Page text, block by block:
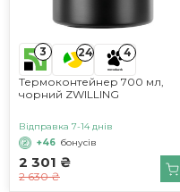
3 24 4
Термоконтейнер 700 мл,
чорний ZWILLING
2 301 ₴
2 630 ₴
Відправка 7-14 днів
+46 бонусів